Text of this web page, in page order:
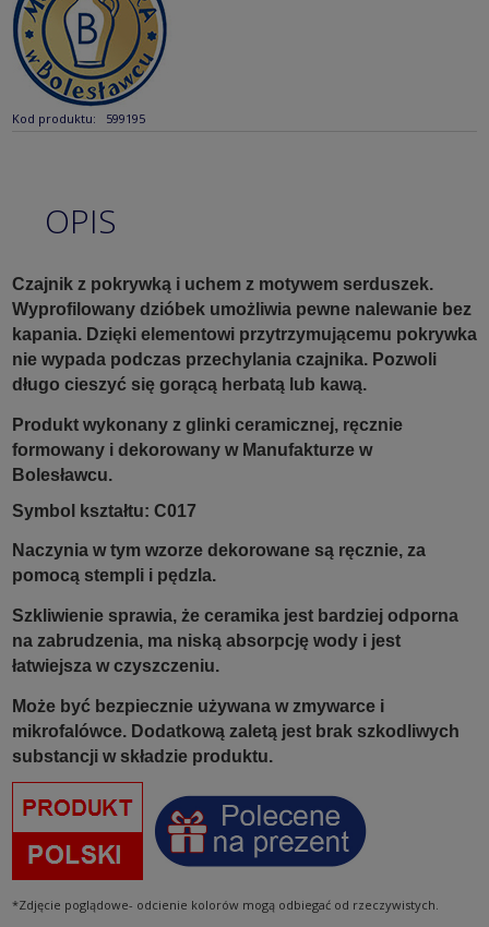
Kod produktu: 599195
OPIS
Czajnik z pokrywką i uchem z motywem serduszek.
Wyprofilowany dzióbek umożliwia pewne nalewanie bez
kapania. Dzięki elementowi przytrzymującemu pokrywka
nie wypada podczas przechylania czajnika. Pozwoli
długo cieszyć się gorącą herbatą lub kawą.
Produkt wykonany z glinki ceramicznej, ręcznie
formowany i dekorowany w Manufakturze w
Bolesławcu.
Symbol kształtu: C017
Naczynia w tym wzorze dekorowane są ręcznie, za
pomocą stempli i pędzla.
Szkliwienie sprawia, że ceramika jest bardziej odporna
na zabrudzenia, ma niską absorpcję wody i jest
łatwiejsza w czyszczeniu.
Może być bezpiecznie używana w zmywarce i
mikrofalówce. Dodatkową zaletą jest brak szkodliwych
substancji w składzie produktu.
*Zdjęcie poglądowe- odcienie kolorów mogą odbiegać od rzeczywistych.